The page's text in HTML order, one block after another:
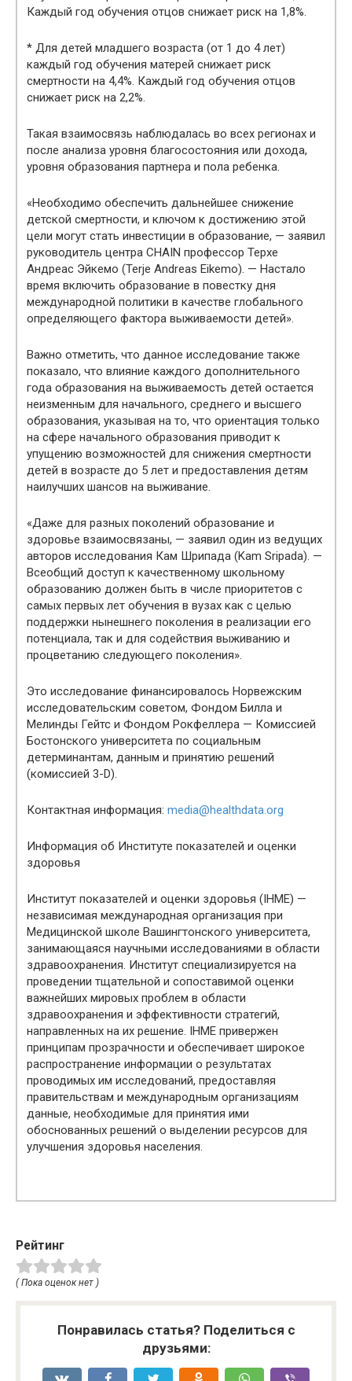
Каждый год обучения отцов снижает риск на 1,8%.
* Для детей младшего возраста (от 1 до 4 лет)
каждый год обучения матерей снижает риск
смертности на 4,4%. Каждый год обучения отцов
снижает риск на 2,2%.
Такая взаимосвязь наблюдалась во всех регионах и
после анализа уровня благосостояния или дохода,
уровня образования партнера и пола ребенка.
«Необходимо обеспечить дальнейшее снижение
детской смертности, и ключом к достижению этой
цели могут стать инвестиции в образование, — заявил
руководитель центра CHAIN профессор Терхе
Андреас Эйкемо (Terje Andreas Eikemo). — Настало
время включить образование в повестку дня
международной политики в качестве глобального
определяющего фактора выживаемости детей».
Важно отметить, что данное исследование также
показало, что влияние каждого дополнительного
года образования на выживаемость детей остается
неизменным для начального, среднего и высшего
образования, указывая на то, что ориентация только
на сфере начального образования приводит к
упущению возможностей для снижения смертности
детей в возрасте до 5 лет и предоставления детям
наилучших шансов на выживание.
«Даже для разных поколений образование и
здоровье взаимосвязаны, — заявил один из ведущих
авторов исследования Кам Шрипада (Kam Sripada). —
Всеобщий доступ к качественному школьному
образованию должен быть в числе приоритетов с
самых первых лет обучения в вузах как с целью
поддержки нынешнего поколения в реализации его
потенциала, так и для содействия выживанию и
процветанию следующего поколения».
Это исследование финансировалось Норвежским
исследовательским советом, Фондом Билла и
Мелинды Гейтс и Фондом Рокфеллера — Комиссией
Бостонского университета по социальным
детерминантам, данным и принятию решений
(комиссией 3-D).
Контактная информация: media@healthdata.org
Информация об Институте показателей и оценки
здоровья
Институт показателей и оценки здоровья (IHME) —
независимая международная организация при
Медицинской школе Вашингтонского университета,
занимающаяся научными исследованиями в области
здравоохранения. Институт специализируется на
проведении тщательной и сопоставимой оценки
важнейших мировых проблем в области
здравоохранения и эффективности стратегий,
направленных на их решение. IHME привержен
принципам прозрачности и обеспечивает широкое
распространение информации о результатах
проводимых им исследований, предоставляя
правительствам и международным организациям
данные, необходимые для принятия ими
обоснованных решений о выделении ресурсов для
улучшения здоровья населения.
Рейтинг
( Пока оценок нет )
Понравилась статья? Поделиться с
друзьями: